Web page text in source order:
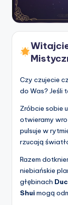
Czy czujecie
do Was? Jeśli
Zróbcie sobie
otwieramy
pulsuje w
rzucają
Razem
niebiańskie
głębinach
Shui mogą